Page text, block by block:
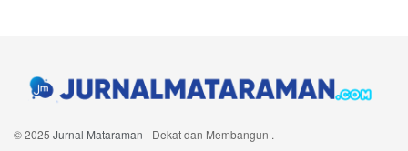
© 2025 Jurnal Mataraman - Dekat dan Membangun .